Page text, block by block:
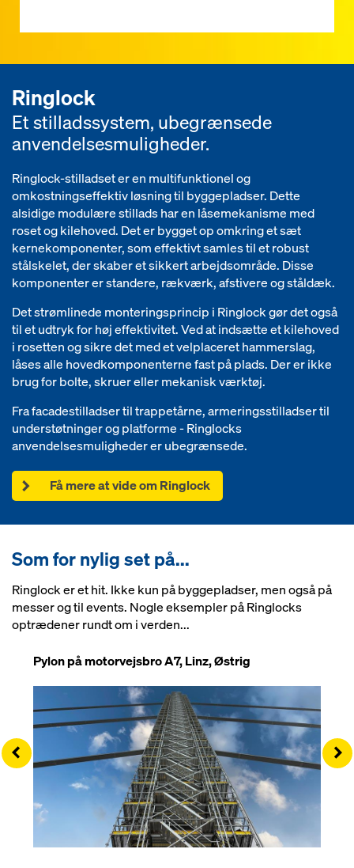
Ringlock
Et stilladssystem, ubegrænsede
anvendelsesmuligheder.
Ringlock-stilladset er en multifunktionel og
omkostningseffektiv løsning til byggepladser. Dette
alsidige modulære stillads har en låsemekanisme med
roset og kilehoved. Det er bygget op omkring et sæt
kernekomponenter, som effektivt samles til et robust
stålskelet, der skaber et sikkert arbejdsområde. Disse
komponenter er standere, rækværk, afstivere og ståldæk.
Det strømlinede monteringsprincip i Ringlock gør det også
til et udtryk for høj effektivitet. Ved at indsætte et kilehoved
i rosetten og sikre det med et velplaceret hammerslag,
låses alle hovedkomponenterne fast på plads. Der er ikke
brug for bolte, skruer eller mekanisk værktøj.
Fra facadestilladser til trappetårne, armeringsstilladser til
understøtninger og platforme - Ringlocks
anvendelsesmuligheder er ubegrænsede.
Få mere at vide om Ringlock
Som for nylig set på...
Ringlock er et hit. Ikke kun på byggepladser, men også på
messer og til events. Nogle eksempler på Ringlocks
optrædener rundt om i verden...
Pylon på motorvejsbro A7, Linz, Østrig
Left